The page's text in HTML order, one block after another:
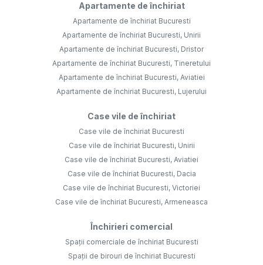
Apartamente de închiriat
Apartamente de închiriat Bucuresti
Apartamente de închiriat Bucuresti, Unirii
Apartamente de închiriat Bucuresti, Dristor
Apartamente de închiriat Bucuresti, Tineretului
Apartamente de închiriat Bucuresti, Aviatiei
Apartamente de închiriat Bucuresti, Lujerului
Case vile de închiriat
Case vile de închiriat Bucuresti
Case vile de închiriat Bucuresti, Unirii
Case vile de închiriat Bucuresti, Aviatiei
Case vile de închiriat Bucuresti, Dacia
Case vile de închiriat Bucuresti, Victoriei
Case vile de închiriat Bucuresti, Armeneasca
Închirieri comercial
Spații comerciale de închiriat Bucuresti
Spații de birouri de închiriat Bucuresti